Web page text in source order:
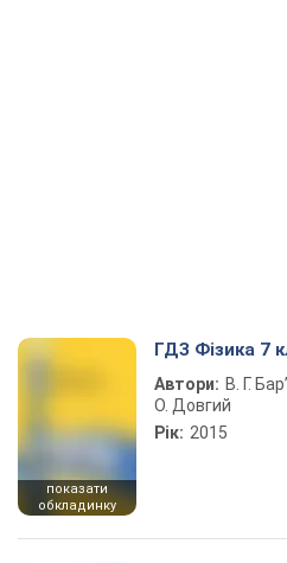
показати
обкладинку
ГДЗ Фізика 7
Автори: В. Г.
О. Довгий
Рік: 2015